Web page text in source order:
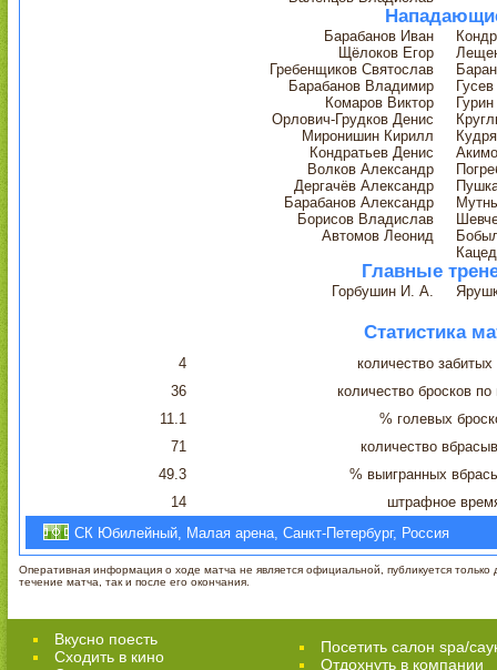
Барабанов Иван
Щёлоков Егор
Гребенщиков Святослав
Барабанов Владимир
Комаров Виктор
Орлович-Грудков Денис
Миронишин Кирилл
Кондратьев Денис
Волков Александр
Дергачёв Александр
Барабанов Александр
Борисов Владислав
Автомов Леонид
Главные
Горбушин И. А.
Статистика
4
количество
36
количество бросков по
11.1
% голевых
71
количество
49.3
% выигранных
14
штрафное
СК Юбилейный, Малая арена, Санкт-Петербург, Россия
Оперативная информация о ходе матча не является официальной, публикуется только
течение матча, так и после его окончания.
Вкусно поесть
Сходить в кино
Посетить салон spa/
Отдохнуть в компании